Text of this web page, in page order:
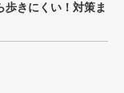
きにくい！対策ま